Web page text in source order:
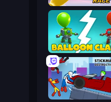
Telekinesis Race 3D
Balloon Clash